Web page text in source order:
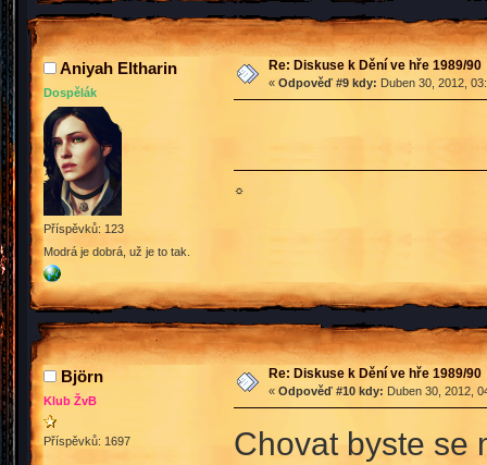
Aniyah Eltharin
Dospělák
Příspěvků: 123
Modrá je dobrá, už je to tak.
Re: Diskuse k Dění ve hře 1989/90
« Odpověď #9 kdy: Duben 30, 2012,
☼
Björn
Klub ŽvB
Příspěvků: 1697
Re: Diskuse k Dění ve hře 1989/90
« Odpověď #10 kdy: Duben 30, 2012,
Chovat byste se